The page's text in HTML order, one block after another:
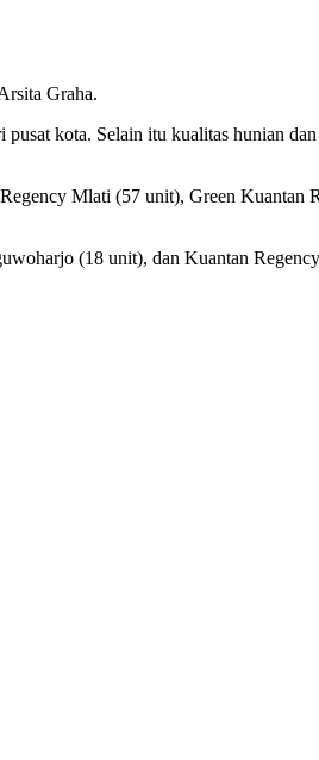
Graha.
kota. Selain itu kualitas hunian
Mlati (57 unit), Green Kuantan
(18 unit), dan Kuantan